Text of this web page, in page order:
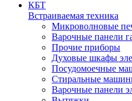
КБТ
Встраиваемая техника
Микроволновые
Варочные панели
Прочие приборы
Духовые шкафы
Посудомоечные
Стиральные
Варочные панели